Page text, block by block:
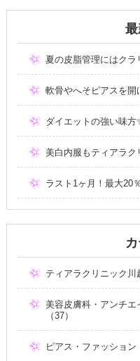
夏の皮脂管理にはク
軟骨やへそピアスを開
ダイエットの強い味方
美白内服もティアラク
ラスト1ヶ月！最大20
ティアラクリニック川
美容皮膚科・アンチエ
（37）
ピアス・ファッション